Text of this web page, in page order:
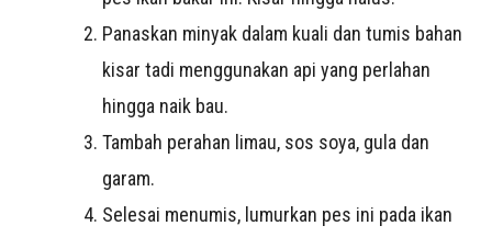
Panaskan minyak dalam kuali dan tumis bahan
kisar tadi menggunakan api yang perlahan
hingga naik bau.
Tambah perahan limau, sos soya, gula dan
garam.
Selesai menumis, lumurkan pes ini pada ikan